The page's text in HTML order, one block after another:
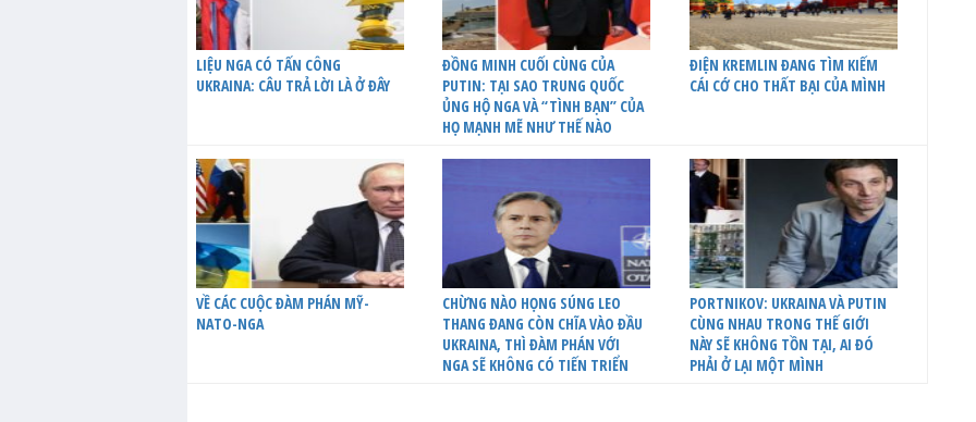
LIỆU NGA CÓ TẤN CÔNG
UKRAINA: CÂU TRẢ LỜI LÀ Ở ĐÂY
ĐỒNG MINH CUỐI CÙNG CỦA
PUTIN: TẠI SAO TRUNG QUỐC
ỦNG HỘ NGA VÀ “TÌNH BẠN” CỦA
HỌ MẠNH MẼ NHƯ THẾ NÀO
ĐIỆN KREMLIN ĐANG TÌM KIẾM
CÁI CỚ CHO THẤT BẠI CỦA MÌNH
VỀ CÁC CUỘC ĐÀM PHÁN MỸ-
NATO-NGA
CHỪNG NÀO HỌNG SÚNG LEO
THANG ĐANG CÒN CHĨA VÀO ĐẦU
UKRAINA, THÌ ĐÀM PHÁN VỚI
NGA SẼ KHÔNG CÓ TIẾN TRIỂN
PORTNIKOV: UKRAINA VÀ PUTIN
CÙNG NHAU TRONG THẾ GIỚI
NÀY SẼ KHÔNG TỒN TẠI, AI ĐÓ
PHẢI Ở LẠI MỘT MÌNH